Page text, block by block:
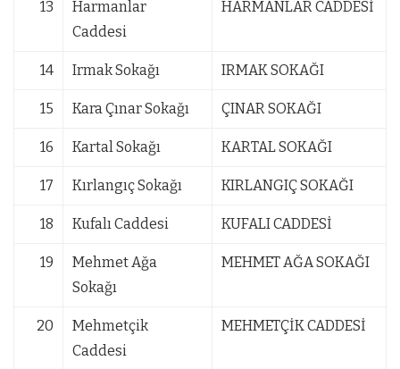
13
Harmanlar
Caddesi
HARMANLAR CADDESİ
14 Irmak Sokağı IRMAK SOKAĞI
15 Kara Çınar Sokağı ÇINAR SOKAĞI
16 Kartal Sokağı KARTAL SOKAĞI
17 Kırlangıç Sokağı KIRLANGIÇ SOKAĞI
18 Kufalı Caddesi KUFALI CADDESİ
19
Mehmet Ağa
Sokağı
MEHMET AĞA SOKAĞI
20
Mehmetçik
Caddesi
MEHMETÇİK CADDESİ